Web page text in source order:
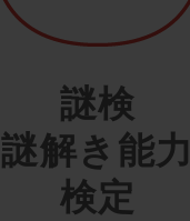
謎検
謎解き能
検定